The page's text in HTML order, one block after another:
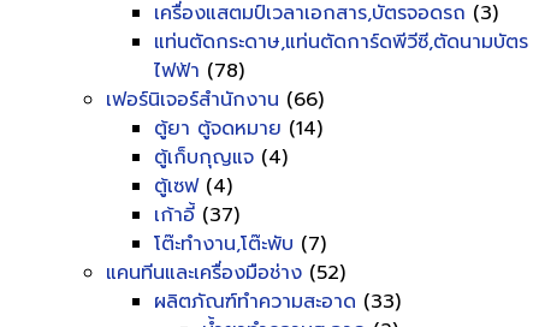
เครื่องแสตมป์เวลาเอกสาร,บัตรจอดรถ (3)
แท่นตัดกระดาษ,แท่นตัดการ์ดพีวีซี,ตัดนามบัตร
ไฟฟ้า (78)
เฟอร์นิเจอร์สำนักงาน (66)
ตู้ยา ตู้จดหมาย (14)
ตู้เก็บกุญแจ (4)
ตู้เซฟ(4)
เก้าอี้ (37)
โต๊ะทำงาน,โต๊ะพับ (7)
แคนทีนและเครื่องมือช่าง (52)
ผลิตภัณฑ์ทำความสะอาด (33)